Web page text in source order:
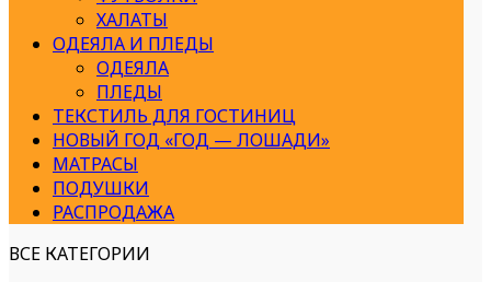
ХАЛАТЫ
ОДЕЯЛА И ПЛЕДЫ
ОДЕЯЛА
ПЛЕДЫ
ТЕКСТИЛЬ ДЛЯ ГОСТИНИЦ
НОВЫЙ ГОД «ГОД — ЛОШАДИ»
МАТРАСЫ
ПОДУШКИ
РАСПРОДАЖА
ВСЕ КАТЕГОРИИ